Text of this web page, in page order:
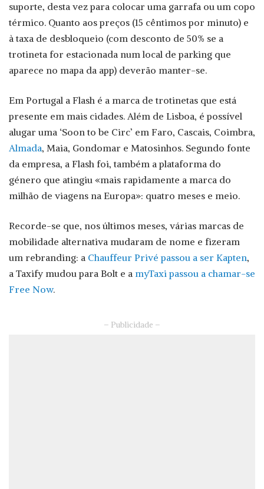
suporte, desta vez para colocar uma garrafa ou um copo
térmico. Quanto aos preços (15 cêntimos por minuto) e
à taxa de desbloqueio (com desconto de 50% se a
trotineta for estacionada num local de parking que
aparece no mapa da app) deverão manter-se.
Em Portugal a Flash é a marca de trotinetas que está
presente em mais cidades. Além de Lisboa, é possível
alugar uma ‘Soon to be Circ’ em Faro, Cascais, Coimbra,
Almada, Maia, Gondomar e Matosinhos. Segundo fonte
da empresa, a Flash foi, também a plataforma do
género que atingiu «mais rapidamente a marca do
milhão de viagens na Europa»: quatro meses e meio.
Recorde-se que, nos últimos meses, várias marcas de
mobilidade alternativa mudaram de nome e fizeram
um rebranding: a Chauffeur Privé passou a ser Kapten,
a Taxify mudou para Bolt e a myTaxi passou a chamar-se
Free Now.
– Publicidade –